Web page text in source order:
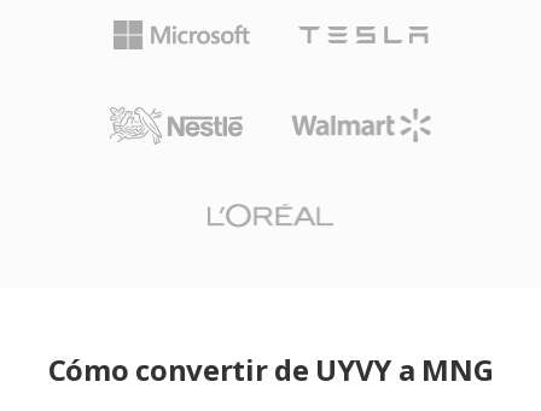
Cómo convertir de UYVY a MNG